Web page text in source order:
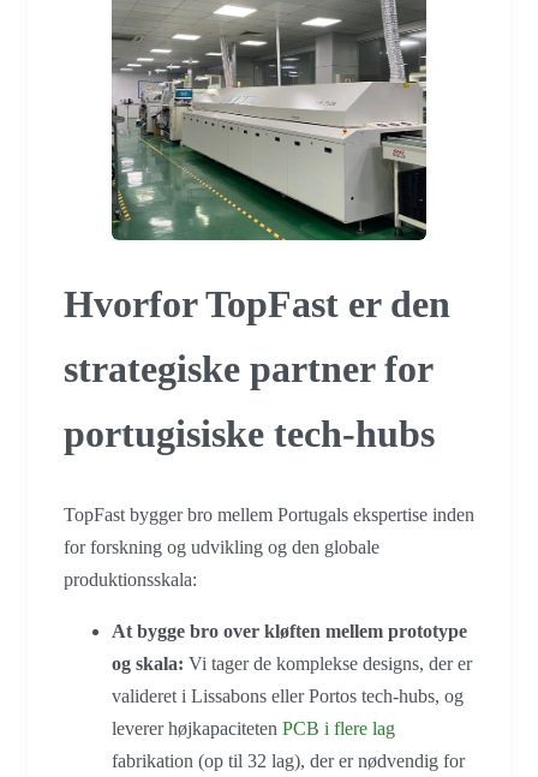
Hvorfor TopFast er den
strategiske partner for
portugisiske tech-hubs
TopFast bygger bro mellem Portugals ekspertise inden
for forskning og udvikling og den globale
produktionsskala:
At bygge bro over kløften mellem prototype
og skala: Vi tager de komplekse designs, der er
valideret i Lissabons eller Portos tech-hubs, og
leverer højkapaciteten PCB i flere lag
fabrikation (op til 32 lag), der er nødvendig for